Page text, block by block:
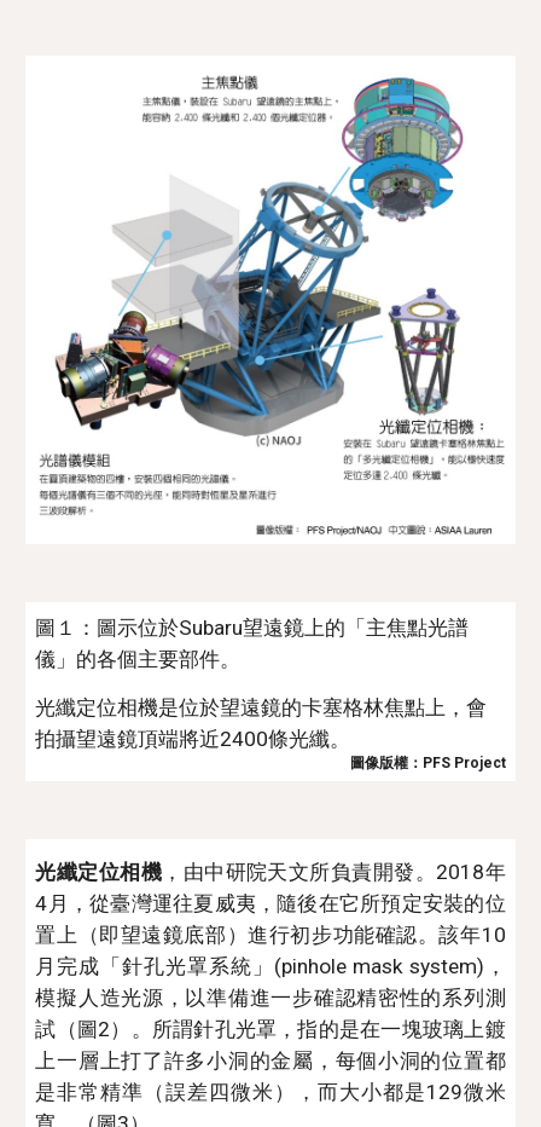
圖１：圖示位於Subaru望遠鏡上的「主焦點光譜
儀」的各個主要部件。
光纖定位相機是位於望遠鏡的卡塞格林焦點上，會
拍攝望遠鏡頂端將近2400條光纖。
圖像版權：PFS Project
光纖定位相機 ，由中研院天文所負責開發。2018年
4月，從臺灣運往夏威夷，隨後在它所預定安裝的位
置上（即望遠鏡底部）進行初步功能確認。該年10
月完成「針孔光罩系統」(pinhole mask system)，
模擬人造光源，以準備進一步確認精密性的系列測
試（圖2）。所謂針孔光罩，指的是在一塊玻璃上鍍
上一層上打了許多小洞的金屬，每個小洞的位置都
是非常精準（誤差四微米），而大小都是129微米